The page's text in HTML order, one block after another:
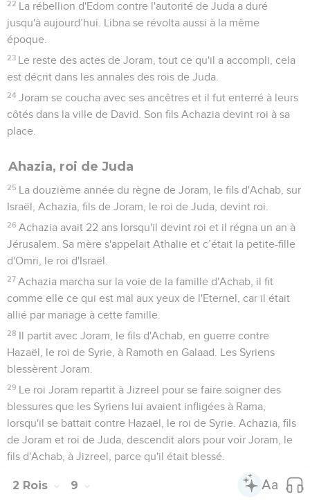
22 La rébellion d'Edom contre l'autorité de Juda a duré
jusqu'à aujourd’hui. Libna se révolta aussi à la même
époque.
23 Le reste des actes de Joram, tout ce qu'il a accompli, cela
est décrit dans les annales des rois de Juda.
24 Joram se coucha avec ses ancêtres et il fut enterré à leurs
côtés dans la ville de David. Son fils Achazia devint roi à sa
place.
Ahazia, roi de Juda
25 La douzième année du règne de Joram, le fils d'Achab, sur
Israël, Achazia, fils de Joram, le roi de Juda, devint roi.
26 Achazia avait 22 ans lorsqu'il devint roi et il régna un an à
Jérusalem. Sa mère s'appelait Athalie et c’était la petite-fille
d'Omri, le roi d'Israël.
27 Achazia marcha sur la voie de la famille d'Achab, il fit
comme elle ce qui est mal aux yeux de l'Eternel, car il était
allié par mariage à cette famille.
28 Il partit avec Joram, le fils d'Achab, en guerre contre
Hazaël, le roi de Syrie, à Ramoth en Galaad. Les Syriens
blessèrent Joram.
29 Le roi Joram repartit à Jizreel pour se faire soigner des
blessures que les Syriens lui avaient infligées à Rama,
lorsqu'il se battait contre Hazaël, le roi de Syrie. Achazia, fils
de Joram et roi de Juda, descendit alors pour voir Joram, le
fils d'Achab, à Jizreel, parce qu'il était blessé.
2 Rois 9